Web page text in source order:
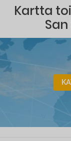
Kartta